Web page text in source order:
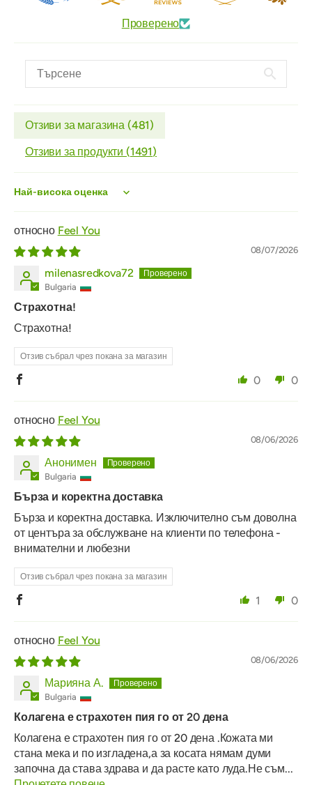
Проверено
Отзиви за магазина (481)
Отзиви за продукти (1491)
Sort by
Feel You
08/07/2026
milenasredkova72
Bulgaria
Страхотна!
Страхотна!
Отзив събрал чрез покана за магазин
0 0
Feel You
08/06/2026
Анонимен
Bulgaria
Бърза и коректна доставка
Бърза и коректна доставка. Изключително съм доволна
от центъра за обслужване на клиенти по телефона -
внимателни и любезни
Отзив събрал чрез покана за магазин
1 0
Feel You
08/06/2026
Марияна А.
Bulgaria
Колагена е страхотен пия го от 20 дена
Колагена е страхотен пия го от 20 дена .Кожата ми
стана мека и по изгладена,а за косата нямам думи
започна да става здрава и да расте като луда.Не съм...